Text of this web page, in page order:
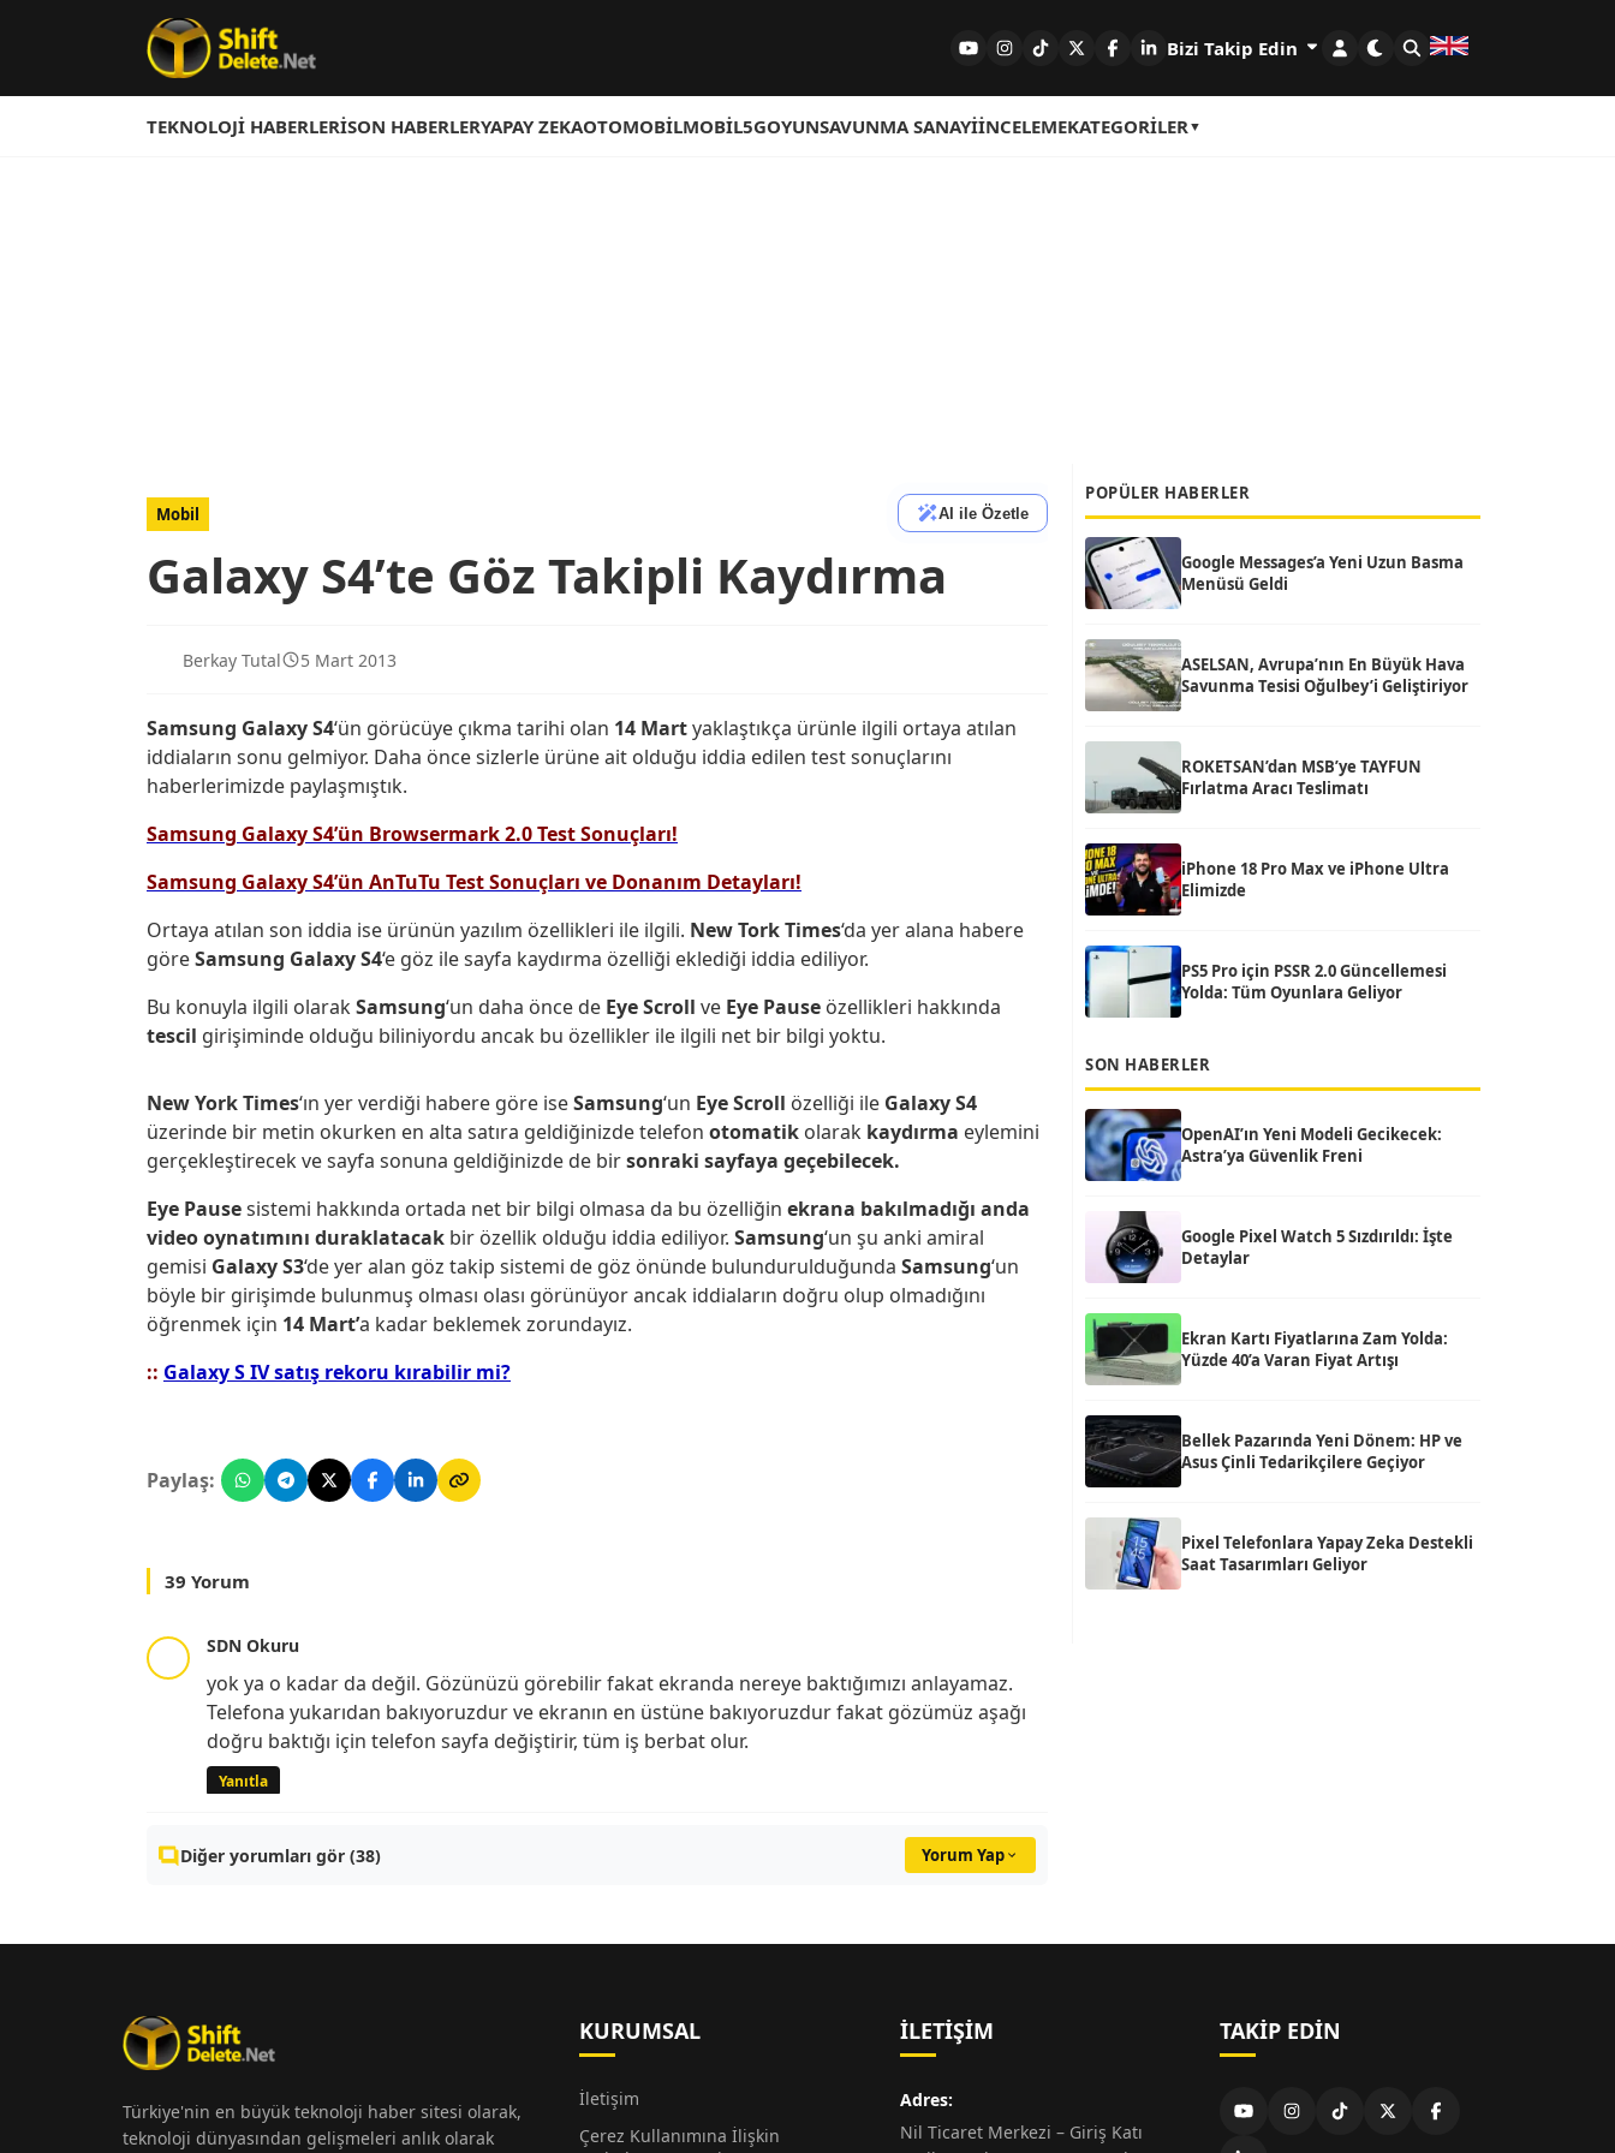
Bizi Takip Edin
TEKNOLOJI HABERLERISON HABERLERYAPAY ZEKAOTOMOBILMOBIL5GOYUNSAVUNMA SANAYIİNCELEMEKATEGORILER
Mobil AI ile Özetle
Galaxy S4’te Göz Takipli Kaydırma
Berkay Tutal 5 Mart 2013
Samsung Galaxy S4‘ün görücüye çıkma tarihi olan 14 Martyaklaştıkça ürünle ilgili ortaya atılan
iddiaların sonu gelmiyor. Daha önce sizlerle ürüne ait olduğu iddia edilen test sonuçlarını
haberlerimizde paylaşmıştık.
Samsung Galaxy S4’ün Browsermark 2.0 Test Sonuçları!
Samsung Galaxy S4’ün AnTuTu Test Sonuçları ve Donanım Detayları!
Ortaya atılan son iddia ise ürünün yazılım özellikleri ile ilgili. New Tork Times‘da yer alana habere
göreSamsung Galaxy S4‘e göz ile sayfa kaydırma özelliği eklediği iddia ediliyor.
Bu konuyla ilgili olarakSamsung‘un daha önce de Eye Scroll ve Eye Pause özellikleri hakkında
tescil girişiminde olduğu biliniyordu ancak bu özellikler ile ilgili net bir bilgi yoktu.
New York Times‘ın yer verdiği habere göre iseSamsung‘un Eye Scroll özelliği ile Galaxy S4
üzerinde bir metin okurken en alta satıra geldiğinizde telefon otomatik olarak kaydırma eylemini
gerçekleştirecek ve sayfa sonuna geldiğinizde de birsonraki sayfaya geçebilecek.
Eye Pausesistemi hakkında ortada net bir bilgi olmasa da bu özelliğin ekrana bakılmadığı anda
video oynatımını duraklatacak bir özellik olduğu iddia ediliyor. Samsung‘un şu anki amiral
gemisi Galaxy S3‘de yer alan göz takip sistemi de göz önünde bulundurulduğunda Samsung‘un
böyle bir girişimde bulunmuş olması olası görünüyor ancak iddiaların doğru olup olmadığını
öğrenmek için 14 Mart’a kadar beklemek zorundayız.
:: Galaxy S IV satış rekoru kırabilir mi?
Paylaş:
39 Yorum
SDN Okuru
yok ya o kadar da değil. Gözünüzü görebilir fakat ekranda nereye baktığımızı anlayamaz.
Telefona yukarıdan bakıyoruzdur ve ekranın en üstüne bakıyoruzdur fakat gözümüz aşağı
doğru baktığı için telefon sayfa değiştirir, tüm iş berbat olur.
Yanıtla
Diğer yorumları gör (38) Yorum Yap
POPÜLER HABERLER
Google Messages’a Yeni Uzun Basma
Menüsü Geldi
ASELSAN, Avrupa’nın En Büyük Hava
Savunma Tesisi Oğulbey’i Geliştiriyor
ROKETSAN’dan MSB’ye TAYFUN
Fırlatma Aracı Teslimatı
iPhone 18 Pro Max ve iPhone Ultra
Elimizde
PS5 Pro için PSSR 2.0 Güncellemesi
Yolda: Tüm Oyunlara Geliyor
SON HABERLER
OpenAI’ın Yeni Modeli Gecikecek:
Astra’ya Güvenlik Freni
Google Pixel Watch 5 Sızdırıldı: İşte
Detaylar
Ekran Kartı Fiyatlarına Zam Yolda:
Yüzde 40’a Varan Fiyat Artışı
Bellek Pazarında Yeni Dönem: HP ve
Asus Çinli Tedarikçilere Geçiyor
Pixel Telefonlara Yapay Zeka Destekli
Saat Tasarımları Geliyor
Türkiye'nin en büyük teknoloji haber sitesi olarak,
teknoloji dünyasından gelişmeleri anlık olarak
KURUMSAL
İletişim
Çerez Kullanımına İlişkin
İLETIŞIM
Adres:
Nil Ticaret Merkezi – Giriş Katı
TAKIP EDIN